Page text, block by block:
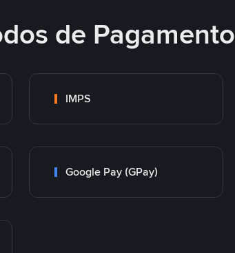
de Pagamento
IMPS
Google Pay (GPay)